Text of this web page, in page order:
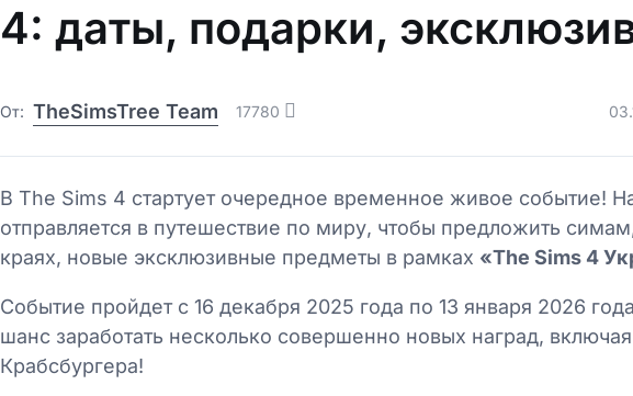
4: даты, подарки,
От: TheSimsTree Team 17780
В The Sims 4 стартует очередное временное живое событие!
отправляется в путешествие по миру, чтобы предложить
краях, новые эксклюзивные предметы в рамках «The Sims 4
Событие пройдет с 16 декабря 2025 года по 13 января 2026
шанс заработать несколько совершенно новых наград,
Крабсбургера!